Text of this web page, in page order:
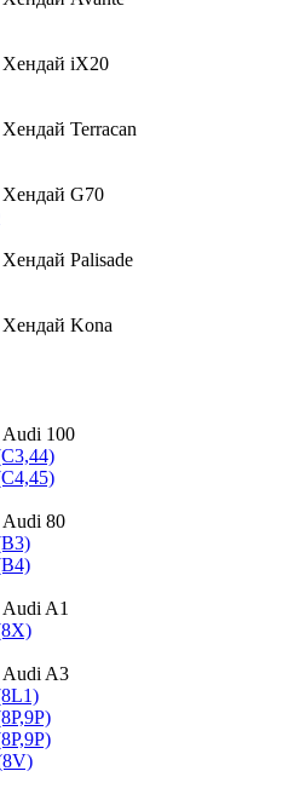
iX20
Terracan
G70
Palisade
Kona
100
80
A1
A3